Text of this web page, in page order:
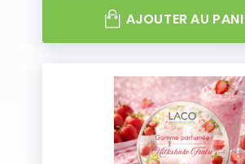
AJOUTER AU